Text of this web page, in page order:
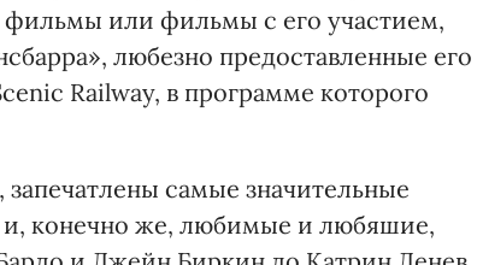
фильмы или фильмы с его участием,
любезно предоставленные его
Railway, в программе которого
самые значительные
и, конечно же, любимые и любяшие,